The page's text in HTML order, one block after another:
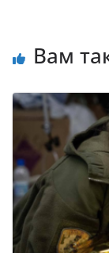
Вам